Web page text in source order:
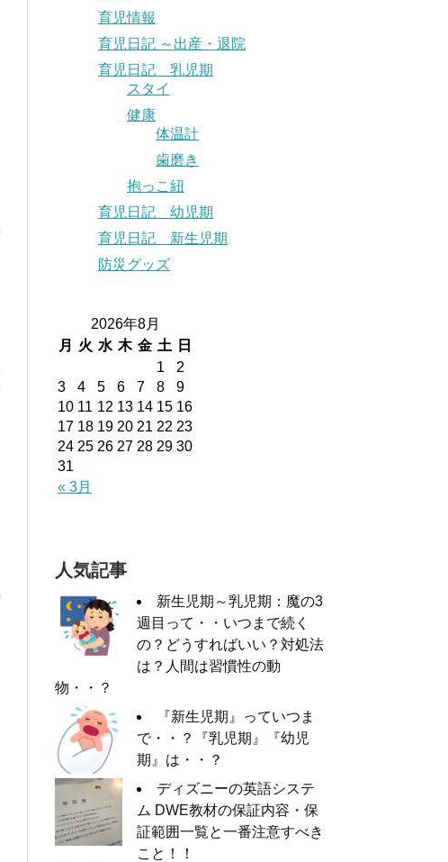
育児情報
育児日記 ～出産・退院
育児日記 乳児期
スタイ
健康
体温計
歯磨き
抱っこ紐
育児日記 幼児期
育児日記 新生児期
防災グッズ
2026年8月
月
火 水 木 金 土 日
« 3月
1
2
3
4 5 6 7 8
9
10 11 12 13 14 15 16
17 18 19 20 21 22 23
24 25 26 27 28 29 30
31
人気記事
新生児期～乳児期：魔の3
週目って・・いつまで続く
の？どうすればいい？対処法
は？人間は習慣性の動
物・・？
『新生児期』っていつま
で・・？『乳児期』『幼児
期』は・・？
ディズニーの英語システ
ム DWE教材の保証内容・保
証範囲一覧と一番注意すべき
こと！！